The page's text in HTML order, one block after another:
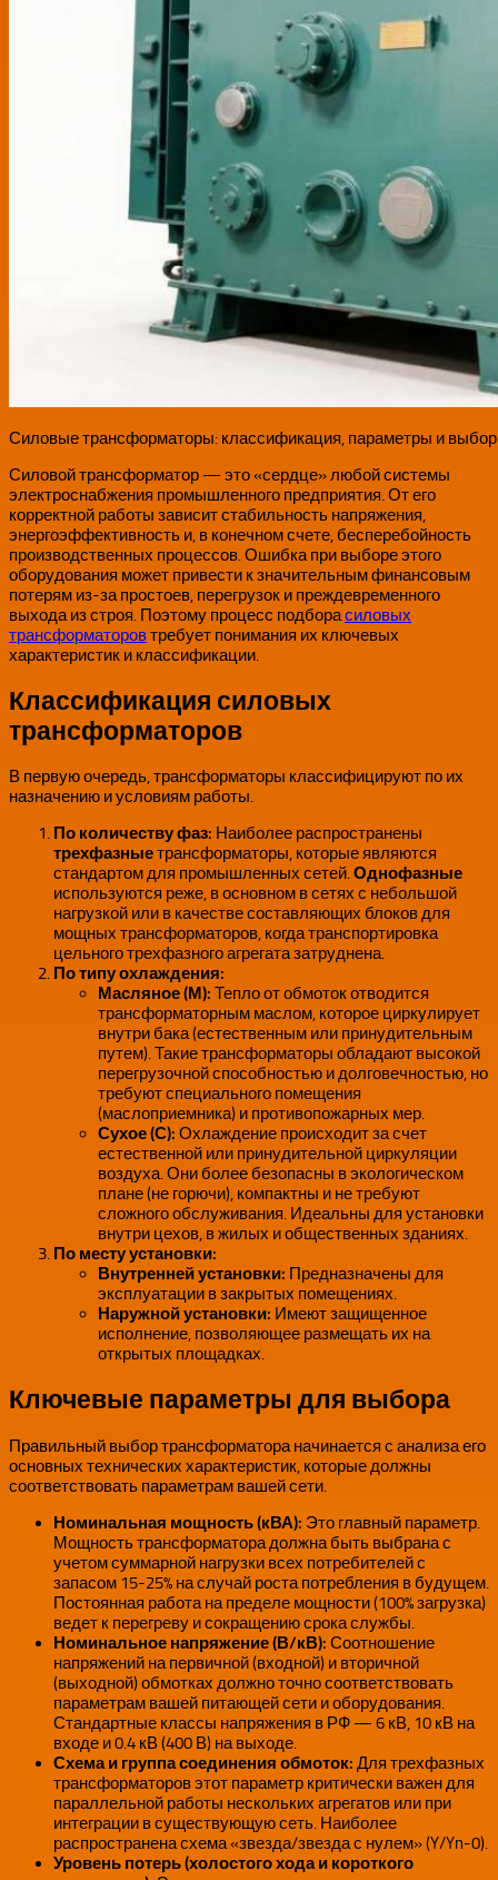
Силовые трансформаторы: классификация, параметры и
Силовой трансформатор — это «сердце» любой системы
электроснабжения промышленного предприятия. От его
корректной работы зависит стабильность напряжения,
энергоэффективность и, в конечном счете, бесперебойность
производственных процессов. Ошибка при выборе этого
оборудования может привести к значительным финансовым
потерям из-за простоев, перегрузок и преждевременного
выхода из строя. Поэтому процесс подборасиловых
трансформаторовтребует понимания их ключевых
характеристик и классификации.
Классификация силовых
трансформаторов
В первую очередь, трансформаторы классифицируют по их
назначению и условиям работы.
По количеству фаз: Наиболее распространены
трехфазныетрансформаторы, которые являются
стандартом для промышленных сетей.Однофазные
используются реже, в основном в сетях с небольшой
нагрузкой или в качестве составляющих блоков для
мощных трансформаторов, когда транспортировка
цельного трехфазного агрегата затруднена.
По типу охлаждения:
Масляное (М): Тепло от обмоток отводится
трансформаторным маслом, которое циркулирует
внутри бака (естественным или принудительным
путем). Такие трансформаторы обладают высокой
перегрузочной способностью и долговечностью, но
требуют специального помещения
(маслоприемника) и противопожарных мер.
Сухое (С): Охлаждение происходит за счет
естественной или принудительной циркуляции
воздуха. Они более безопасны в экологическом
плане (не горючи), компактны и не требуют
сложного обслуживания. Идеальны для установки
внутри цехов, в жилых и общественных зданиях.
По месту установки:
Внутренней установки: Предназначены для
эксплуатации в закрытых помещениях.
Наружной установки: Имеют защищенное
исполнение, позволяющее размещать их на
открытых площадках.
Ключевые параметры для выбора
Правильный выбор трансформатора начинается с анализа его
основных технических характеристик, которые должны
соответствовать параметрам вашей сети.
Номинальная мощность (кВА): Это главный параметр.
Мощность трансформатора должна быть выбрана с
учетом суммарной нагрузки всех потребителей с
запасом 15-25% на случай роста потребления в будущем.
Постоянная работа на пределе мощности (100% загрузка)
ведет к перегреву и сокращению срока службы.
Номинальное напряжение (В/кВ): Соотношение
напряжений на первичной (входной) и вторичной
(выходной) обмотках должно точно соответствовать
параметрам вашей питающей сети и оборудования.
Стандартные классы напряжения в РФ — 6 кВ, 10 кВ на
входе и 0.4 кВ (400 В) на выходе.
Схема и группа соединения обмоток: Для трехфазных
трансформаторов этот параметр критически важен для
параллельной работы нескольких агрегатов или при
интеграции в существующую сеть. Наиболее
распространена схема «звезда/звезда с нулем» (Y/Yn-0).
Уровень потерь (холостого хода и короткого